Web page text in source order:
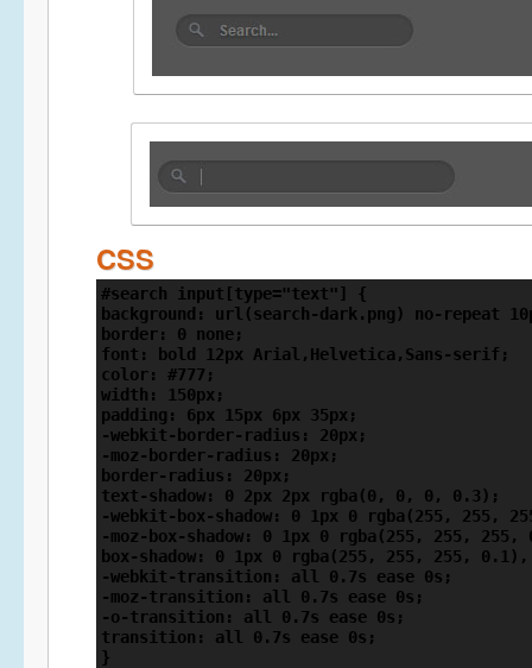
CSS
#search input[type="text"] {
background: url(search-dark.png) no-repeat
border: 0 none;
font: bold 12px Arial,Helvetica,Sans-serif;
color: #777;
width: 150px;
padding: 6px 15px 6px 35px;
-webkit-border-radius: 20px;
-moz-border-radius: 20px;
border-radius: 20px;
text-shadow: 0 2px 2px rgba(0, 0, 0, 0.3);
-webkit-box-shadow: 0 1px 0 rgba(255,
-moz-box-shadow: 0 1px 0 rgba(255, 255,
box-shadow: 0 1px 0 rgba(255, 255, 255,
-webkit-transition: all 0.7s ease 0s;
-moz-transition: all 0.7s ease 0s;
-o-transition: all 0.7s ease 0s;
transition: all 0.7s ease 0s;
}